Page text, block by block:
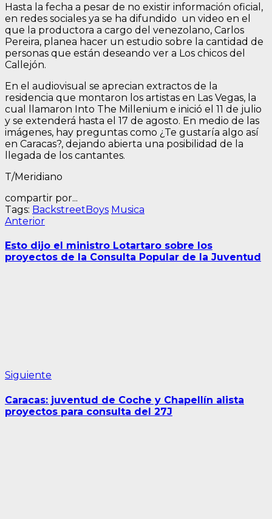
Hasta la fecha a pesar de no existir información oficial,
en redes sociales ya se ha difundido un video en el
que la productora a cargo del venezolano, Carlos
Pereira, planea hacer un estudio sobre la cantidad de
personas que están deseando ver a Los chicos del
Callejón.
En el audiovisual se aprecian extractos de la
residencia que montaron los artistas en Las Vegas, la
cual llamaron Into The Millenium e inició el 11 de julio
y se extenderá hasta el 17 de agosto. En medio de las
imágenes, hay preguntas como ¿Te gustaría algo así
en Caracas?, dejando abierta una posibilidad de la
llegada de los cantantes.
T/Meridiano
compartir por...
Tags: BackstreetBoys Musica
Navegación
de
entradas
AnteriorEntrada
Esto dijo el ministro Lotartaro sobre los
proyectos de la Consulta Popular de la Juventud
Siguiente
Caracas: juventud de Coche y Chapellín alista
proyectos para consulta del 27J